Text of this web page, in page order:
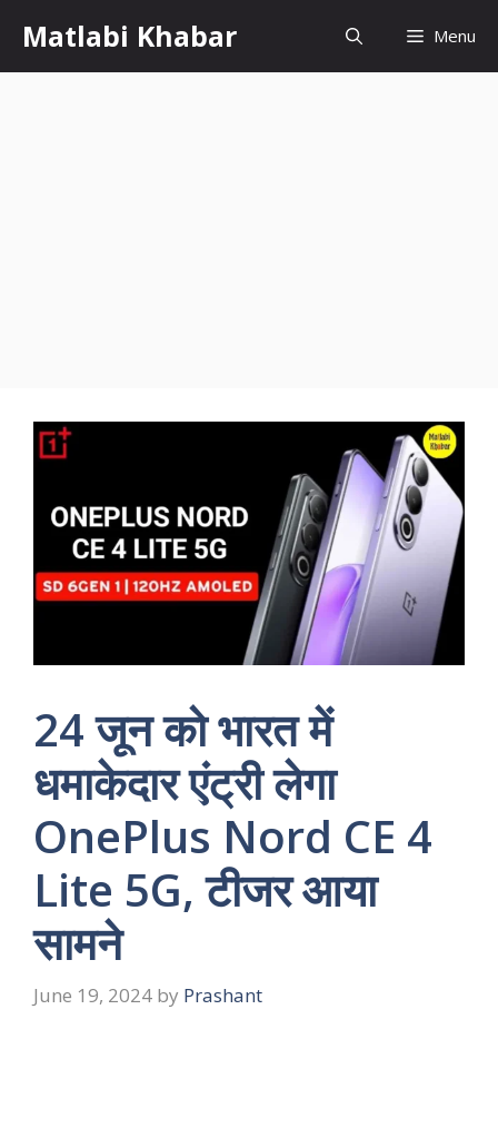
content
Matlabi Khabar Menu
24 जून को भारत में
धमाकेदार एंट्री लेगा
OnePlus Nord CE 4
Lite 5G, टीजर आया
सामने
June 19, 2024 by Prashant